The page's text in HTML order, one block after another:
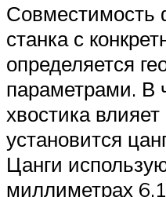
Совместимость
станка с
определяется
параметрами. В
хвостика
установится
Цанги
миллиметрах